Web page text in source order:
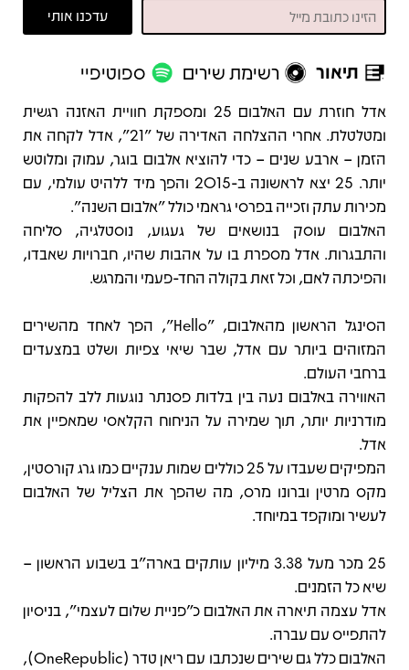
תיאור רשימת שירים ספוטיפיי
תיאור
אדל חוזרת עם האלבום 25 ומספקת חוויית האזנה רגשית
ומטלטלת. אחרי ההצלחה האדירה של "21", אדל לקחה את
הזמן – ארבע שנים – כדי להוציא אלבום בוגר, עמוק ומלוטש
יותר. 25 יצא לראשונה ב-2015 והפך מיד ללהיט עולמי, עם
מכירות עתק וזכייה בפרסי גראמי כולל "אלבום השנה".
האלבום עוסק בנושאים של געגוע, נוסטלגיה, סליחה
והתבגרות. אדל מספרת בו על אהבות שהיו, חברויות שאבדו,
והפיכתה לאם, וכל זאת בקולה החד-פעמי והמרגש.
הסינגל הראשון מהאלבום, "Hello", הפך לאחד מהשירים
המזוהים ביותר עם אדל, שבר שיאי צפיות ושלט במצעדים
ברחבי העולם.
האווירה באלבום נעה בין בלדות פסנתר נוגעות ללב להפקות
מודרניות יותר, תוך שמירה על הניחוח הקלאסי שמאפיין את
אדל.
המפיקים שעבדו על 25 כוללים שמות ענקיים כמו גרג קורסטין,
מקס מרטין וברונו מרס, מה שהפך את הצליל של האלבום
לעשיר ומוקפד במיוחד.
25 מכר מעל 3.38 מיליון עותקים בארה"ב בשבוע הראשון –
שיא כל הזמנים.
אדל עצמה תיארה את האלבום כ"פניית שלום לעצמי", בניסיון
להתפייס עם עברה.
האלבום כלל גם שירים שנכתבו עם ריאן טדר (OneRepublic),